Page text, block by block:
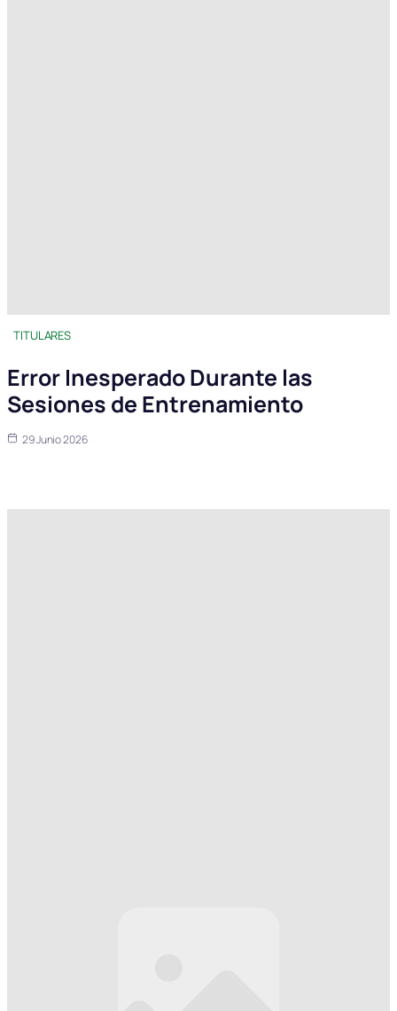
TITULARES
Error Inesperado Durante las
Sesiones de Entrenamiento
29 Junio 2026